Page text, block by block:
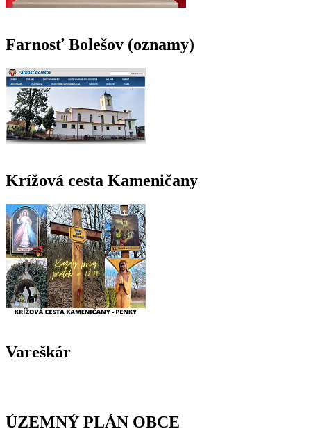
Farnosť Bolešov (oznamy)
Krížová cesta Kameničany
Vareškár
ÚZEMNÝ PLÁN OBCE